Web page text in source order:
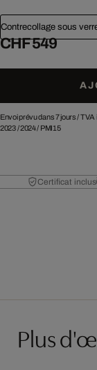
Contrecollage sous
CHF 549
Envoi prévu dans 7 jours /TVA
2023/2024/ PMI15
Certificat inclus
Plus